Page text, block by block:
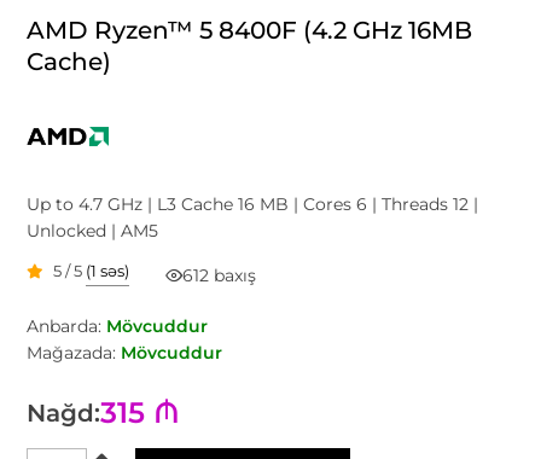
AMD Ryzen™ 5 8400F (4.2 GHz 16MB
Cache)
Up to 4.7 GHz | L3 Cache 16 MB | Cores 6 | Threads 12 |
Unlocked | AM5
5 / 5 (1 səs) 612 baxış
Anbarda: Mövcuddur
Mağazada: Mövcuddur
Nağd:315 ₼